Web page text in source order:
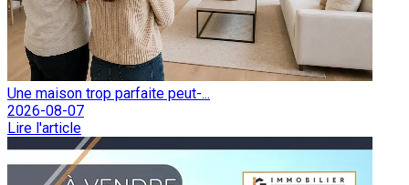
Une maison trop parfaite peut-...
2026-08-07
Lire l'article